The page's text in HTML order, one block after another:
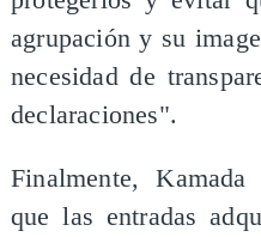
agrupación y su
necesidad de
declaraciones".
Finalmente,
que las entradas